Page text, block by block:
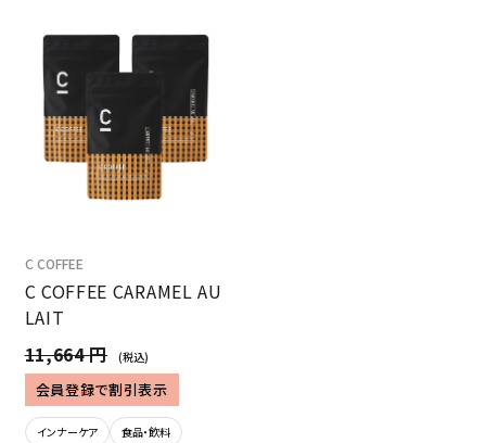
C COFFEE
C COFFEE CARAMEL AU
LAIT
11,664 円
(税込)
会員登録で割引表示
インナーケア 食品・飲料